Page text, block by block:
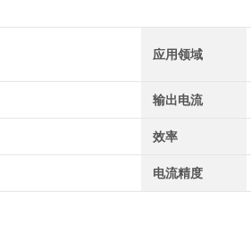
应用领域
输出电流
效率
电流精度